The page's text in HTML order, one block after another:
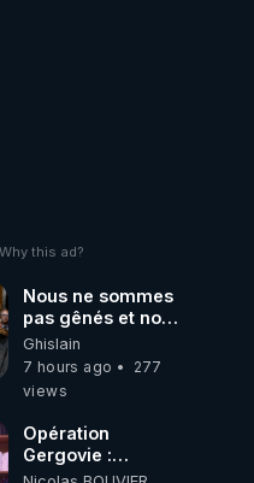
Why this ad?
Nous ne sommes
pas gênés et nous
n’avons pas
besoin de nous
excuser ! #jw
#collegecentral
Ghislain
7 hours ago
277
views
Opération
Gergovie :
‪@38resistancegauloise‬